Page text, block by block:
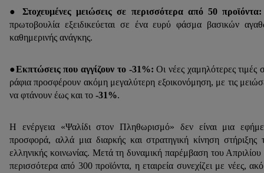
●Στοχευμένες μειώσεις σε περισσότερα από 50 προϊόντα:
πρωτοβουλία εξειδικεύεται σε ένα ευρύ φάσμα βασικών
καθημερινής ανάγκης.
●Εκπτώσεις που αγγίζουν το -31%: Οι νέες χαμηλότερες τιμές
ράφια προσφέρουν ακόμη μεγαλύτερη εξοικονόμηση, με τις
να φτάνουν έως και το -31%.
Η ενέργεια «Ψαλίδι στον Πληθωρισμό» δεν είναι μια
προσφορά, αλλά μια διαρκής και στρατηγική κίνηση στήριξης
ελληνικής κοινωνίας. Μετά τη δυναμική παρέμβαση του Απριλίου
περισσότερα από 300 προϊόντα, η εταιρεία συνεχίζει με νέες,